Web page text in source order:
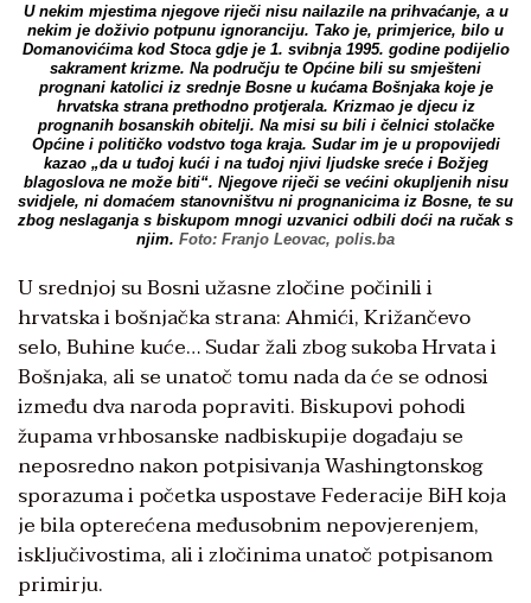
U nekim mjestima njegove riječi nisu nailazile na prihvaćanje, a u
nekim je doživio potpunu ignoranciju. Tako je, primjerice, bilo u
Domanovićima kod Stoca gdje je 1. svibnja 1995. godine podijelio
sakrament krizme. Na području te Općine bili su smješteni
prognani katolici iz srednje Bosne u kućama Bošnjaka koje je
hrvatska strana prethodno protjerala. Krizmao je djecu iz
prognanih bosanskih obitelji. Na misi su bili i čelnici stolačke
Općine i političko vodstvo toga kraja. Sudar im je u propovijedi
kazao „da u tuđoj kući i na tuđoj njivi ljudske sreće i Božjeg
blagoslova ne može biti“. Njegove riječi se većini okupljenih nisu
svidjele, ni domaćem stanovništvu ni prognanicima iz Bosne, te su
zbog neslaganja s biskupom mnogi uzvanici odbili doći na ručak s
njim. Foto: Franjo Leovac, polis.ba
U srednjoj su Bosni užasne zločine počinili i
hrvatska i bošnjačka strana: Ahmići, Križančevo
selo, Buhine kuće… Sudar žali zbog sukoba Hrvata i
Bošnjaka, ali se unatoč tomu nada da će se odnosi
između dva naroda popraviti. Biskupovi pohodi
župama vrhbosanske nadbiskupije događaju se
neposredno nakon potpisivanja Washingtonskog
sporazuma i početka uspostave Federacije BiH koja
je bila opterećena međusobnim nepovjerenjem,
isključivostima, ali i zločinima unatoč potpisanom
primirju.